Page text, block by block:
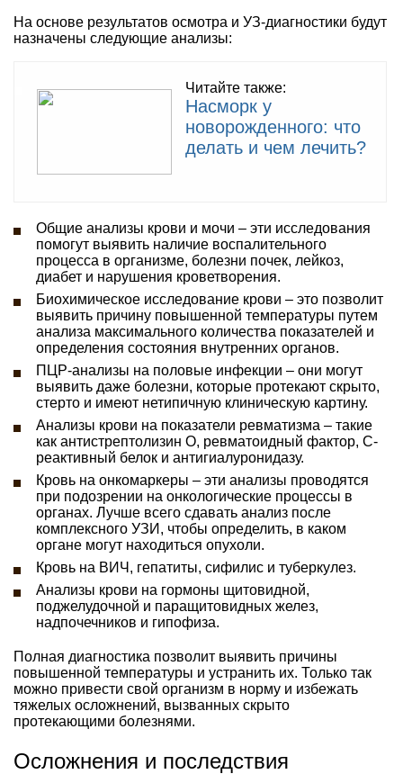
На основе результатов осмотра и УЗ-диагностики будут
назначены следующие анализы:
Читайте также:
Насморк у
новорожденного: что
делать и чем лечить?
Общие анализы крови и мочи – эти исследования
помогут выявить наличие воспалительного
процесса в организме, болезни почек, лейкоз,
диабет и нарушения кроветворения.
Биохимическое исследование крови – это позволит
выявить причину повышенной температуры путем
анализа максимального количества показателей и
определения состояния внутренних органов.
ПЦР-анализы на половые инфекции – они могут
выявить даже болезни, которые протекают скрыто,
стерто и имеют нетипичную клиническую картину.
Анализы крови на показатели ревматизма – такие
как антистрептолизин О, ревматоидный фактор, С-
реактивный белок и антигиалуронидазу.
Кровь на онкомаркеры – эти анализы проводятся
при подозрении на онкологические процессы в
органах. Лучше всего сдавать анализ после
комплексного УЗИ, чтобы определить, в каком
органе могут находиться опухоли.
Кровь на ВИЧ, гепатиты, сифилис и туберкулез.
Анализы крови на гормоны щитовидной,
поджелудочной и паращитовидных желез,
надпочечников и гипофиза.
Полная диагностика позволит выявить причины
повышенной температуры и устранить их. Только так
можно привести свой организм в норму и избежать
тяжелых осложнений, вызванных скрыто
протекающими болезнями.
Осложнения и последствия